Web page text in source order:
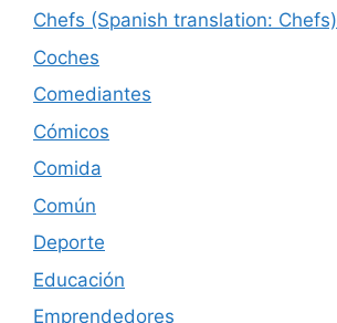
Chefs (Spanish translation: Chefs)
Coches
Comediantes
Cómicos
Comida
Común
Deporte
Educación
Emprendedores